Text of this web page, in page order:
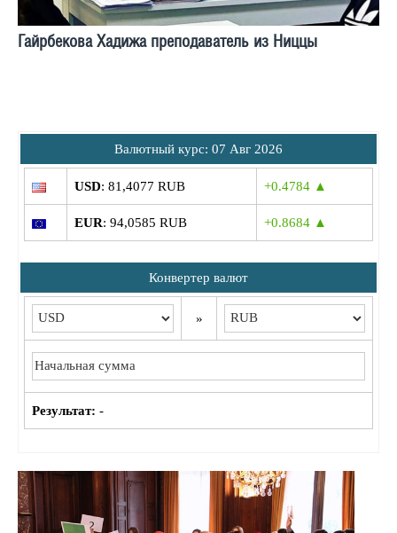
Гайрбекова Хадижа преподаватель из Ниццы
Bалютный курс: 07 Авг 2026
USD: 81,4077 RUB +0.4784 ▲
EUR: 94,0585 RUB +0.8684 ▲
Конвертер валют
»
Результат: -